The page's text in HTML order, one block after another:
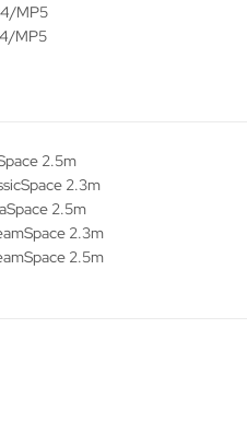
MP5
MP5
2.5m
2.3m
2.5m
2.3m
2.5m